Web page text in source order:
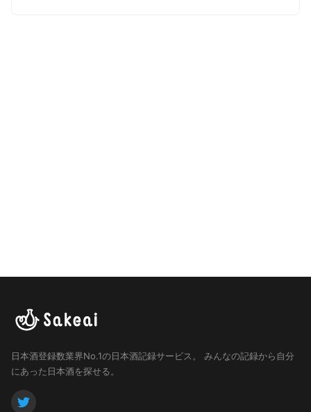
日本酒登録数業界No.1の日本酒記録サービス。
みんなの記録から自分
にあった日本酒を探せる。